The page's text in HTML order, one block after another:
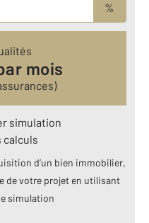
%
mois
simulation
calculs
d’un bien immobilier,
de votre projet en utilisant
simulation